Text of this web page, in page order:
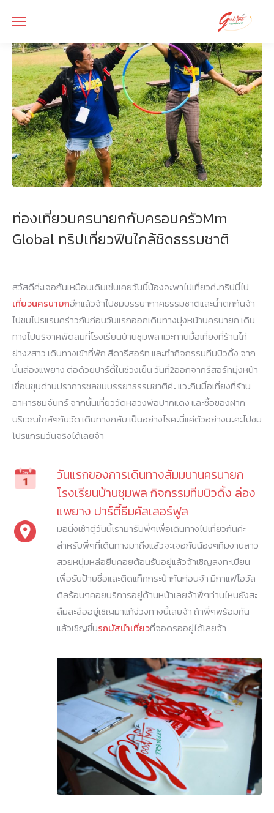
ท่องเที่ยวนครนายกกับครอบครัวMm
Global ทริปเที่ยวฟินใกล้ชิดธรรมชาติ
สวัสดีค่ะเจอกันเหมือนเดิมเช่นเคยวันนี้น้องจะพาไปเที่ยวค่ะทริปนี้ไป
เที่ยวนครนายกอีกแล้วจ้าไปชมบรรยากาศธรรมชาติและน้ำตกกันจ้า
ไปชมโปรแรมคร่าวกันก่อนวันแรกออกเดินทางมุ่งหน้านครนายก เดิน
ทางไปบริจาคพัดลมที่โรงเรียนบ้านชุมพล แวะทานมื้อเที่ยงที่ร้านไก่
ย่าง2สาว เดินทางเข้าที่พัก สีดารีสอร์ท และทำกิจกรรมทีมบิวดิ้ง จาก
นั้นล่องแพยาง ต่อด้วยปาร์ตี้ในช่วงเย็น วันที่2ออกจากรีสอร์ทมุ่งหน้า
เขื่อนขุนด่านปราการชลชมบรรยาธรรมชาติค่ะ แวะกินมื้อเที่ยงที่ร้าน
อาหารชมจันทร์ จากนั้นเที่ยววัดหลวงพ่อปากแดง และซื้อของฝาก
บริเวณใกล้ๆกับวัด เดินทางกลับ เป็นอย่างไรคะนี่แค่ตัวอย่างนะคะไปชม
โปรแกรมวันจริงได้เลยจ้า
วันแรกของการเดินทางสัมมนานครนายก
โรงเรียนบ้านชุมพล กิจกรรมทีมบิวดิ้ง ล่อง
แพยาง ปาร์ตี้ธีมคัลเลอร์ฟูล
มอนิ่งเช้าตู่วันนี้เรามารับพี่ๆเพื่อเดินทางไปเที่ยวกันค่ะ
สำหรับพี่ๆที่เดินทางมาถึงแล้วจะเจอกับน้องๆทีมงานสาว
สวยหนุ่มหล่อยืนคอยต้อนรับอยู่แล้วจ้าเชิญลงทะเบียน
เพื่อรับป้ายชื่อและติดแท็กกระป๋ากันก่อนจ้า มีกาแฟโอวัล
ติลร้อนๆคอยบริการอยู่ด้านหน้าเลยจ้าพี่ๆท่านไหนยังสะ
ลืมสะลืออยู่เชิญมาแก้ง่วงทางนี้เลยจ้า ถ้าพี่ๆพร้อมกัน
แล้วเชิญขึ้นรถบัสนำเที่ยวที่จอดรออยู่ได้เลยจ้า